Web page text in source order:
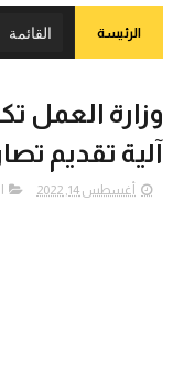
الرئيسة
وزارة
آلية تقديم
أغسطس 14, 2022